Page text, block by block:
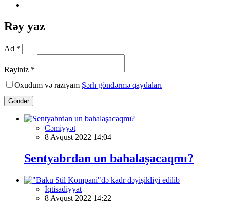
Rəy yaz
Ad *
Rəyiniz *
Oxudum və razıyam Şərh göndərmə qaydaları
Göndər
Cəmiyyət
8 Avqust 2022 14:04
Sentyabrdan un bahalaşacaqmı?
İqtisadiyyat
8 Avqust 2022 14:22